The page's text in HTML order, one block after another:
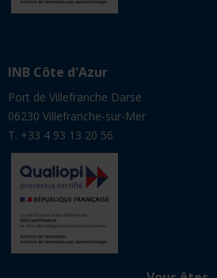
06230 Villefranche-sur-Mer
CANDIDAT